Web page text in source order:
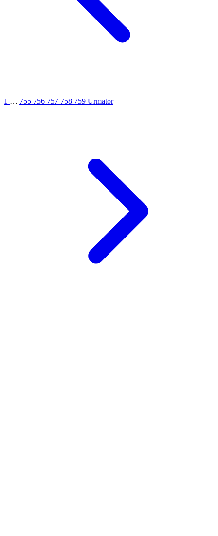
1 … 755 756 757 758 759 Următor